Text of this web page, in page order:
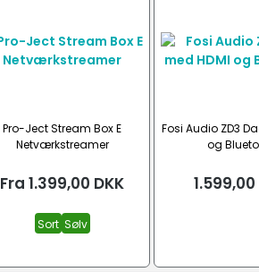
Pro-Ject Stream Box E
Netværkstreamer
Fra 1.399,00 DKK
Sort Sølv
Fosi Audio ZD3
og
1.599,00